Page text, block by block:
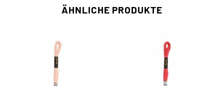
ÄHNLICHE PRODUKTE